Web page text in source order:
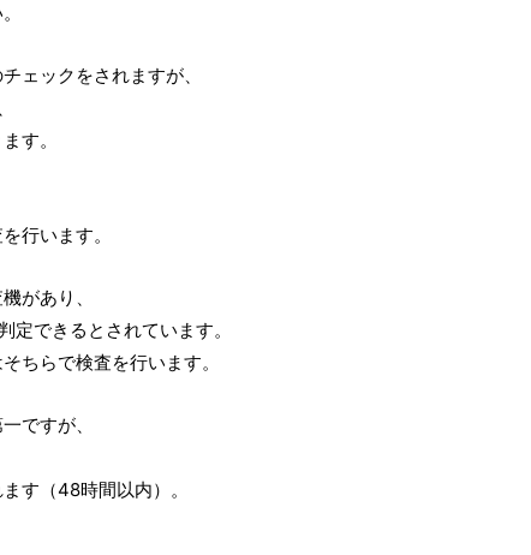
ェックをされますが、
す。
行います。
があり、
できるとされています。
ちらで検査を行います。
ですが、
す（48時間以内）。